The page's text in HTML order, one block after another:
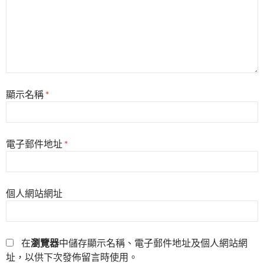
顯示名稱 *
電子郵件地址 *
個人網站網址
在瀏覽器中儲存顯示名稱、電子郵件地址及個人網站網
址，以供下次發佈留言時使用。